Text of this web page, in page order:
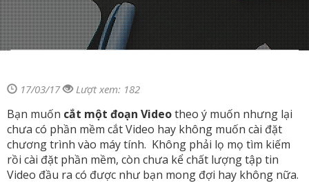
17/03/17 Lượt xem: 182
Bạn muốn cắt một đoạn Videotheo ý muốn nhưng lại
chưa có phần mềm cắt Video hay không muốn cài đặt
chương trình vào máy tính. Không phải lọ mọ tìm kiếm
rồi cài đặt phần mềm, còn chưa kể chất lượng tập tin
Video đầu ra có được như bạn mong đợi hay không nữa.